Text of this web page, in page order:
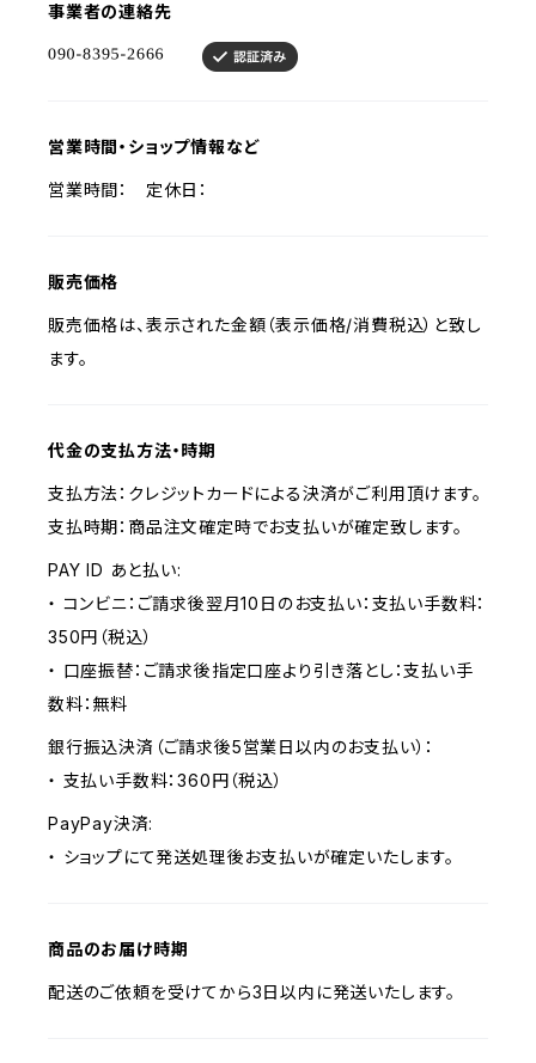
事業者の連絡先
営業時間・ショップ情報など
営業時間： 定休日：
販売価格
販売価格は、表示された金額（表示価格/消費税込）と致し
ます。
代金の支払方法・時期
支払方法：クレジットカードによる決済がご利用頂けます。
支払時期：商品注文確定時でお支払いが確定致します。
PAY ID あと払い:
・ コンビニ：ご請求後翌月10日のお支払い：支払い手数料：
350円（税込）
・ 口座振替：ご請求後指定口座より引き落とし：支払い手
数料：無料
銀行振込決済（ご請求後5営業日以内のお支払い）：
・ 支払い手数料：360円（税込）
PayPay決済:
・ ショップにて発送処理後お支払いが確定いたします。
商品のお届け時期
配送のご依頼を受けてから3日以内に発送いたします。